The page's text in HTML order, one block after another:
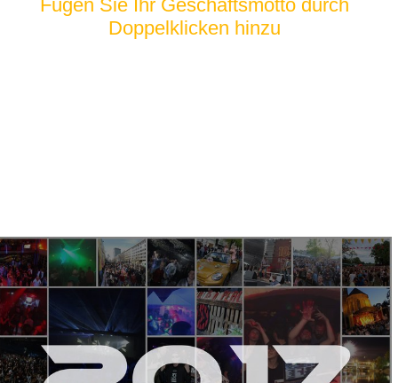
Fügen Sie Ihr Geschäftsmotto durch
Doppelklicken hinzu